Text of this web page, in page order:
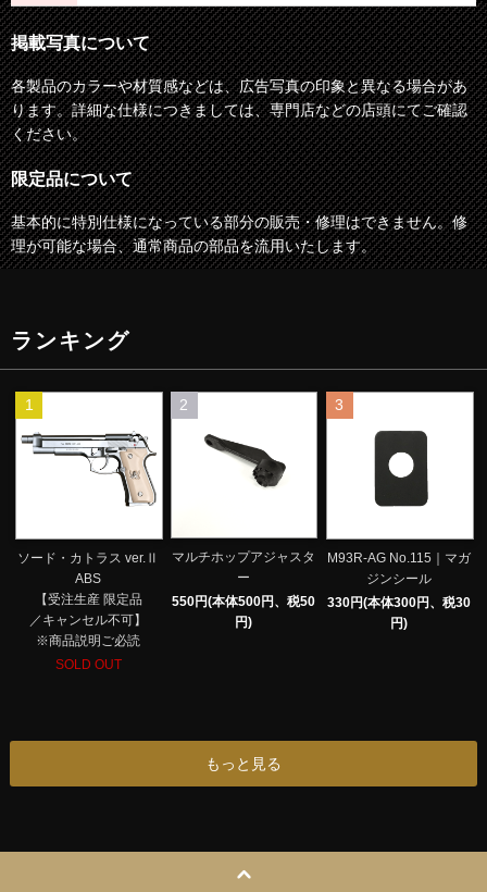
掲載写真について
各製品のカラーや材質感などは、広告写真の印象と異なる場合があ
ります。詳細な仕様につきましては、専門店などの店頭にてご確認
ください。
限定品について
基本的に特別仕様になっている部分の販売・修理はできません。修
理が可能な場合、通常商品の部品を流用いたします。
ランキング
1
ソード・カトラス ver.Ⅱ
ABS
【受注生産 限定品
／キャンセル不可】
※商品説明ご必読
SOLD OUT
2
マルチホップアジャスタ
ー
550円(本体500円、税50
円)
3
M93R-AG No.115｜マガ
ジンシール
330円(本体300円、税30
円)
もっと見る